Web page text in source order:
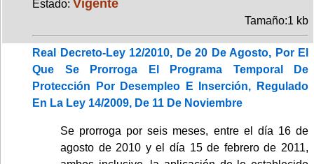
Estado: Vigente
Tamaño:1 kb
Real Decreto-Ley 12/2010, De 20 De Agosto, Por El
Que Se Prorroga El Programa Temporal De
Protección Por Desempleo E Inserción, Regulado
En La Ley 14/2009, De 11 De Noviembre
Se prorroga por seis meses, entre el día 16 de
agosto de 2010 y el día 15 de febrero de 2011,